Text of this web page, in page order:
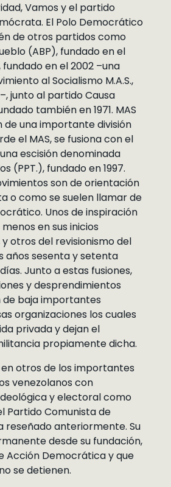
Vamos y el partido
El Polo Democrático
de otros partidos como
(ABP), fundado en el
fundado en el 2002 –una
al Socialismo M.A.S.,
junto al partido Causa
también en 1971. MAS
de una importante división
el MAS, se fusiona con el
una escisión denominada
(PPT.), fundado en 1997.
son de orientación
o como se suelen llamar de
Unos de inspiración
en sus inicios
otros del revisionismo del
años sesenta y setenta
Junto a estas fusiones,
y desprendimientos
de baja importantes
organizaciones los cuales
privada y dejan el
propiamente dicha.
otros de los importantes
venezolanos con
y electoral como
Partido Comunista de
reseñado anteriormente. Su
desde su fundación,
Acción Democrática y que
se detienen.